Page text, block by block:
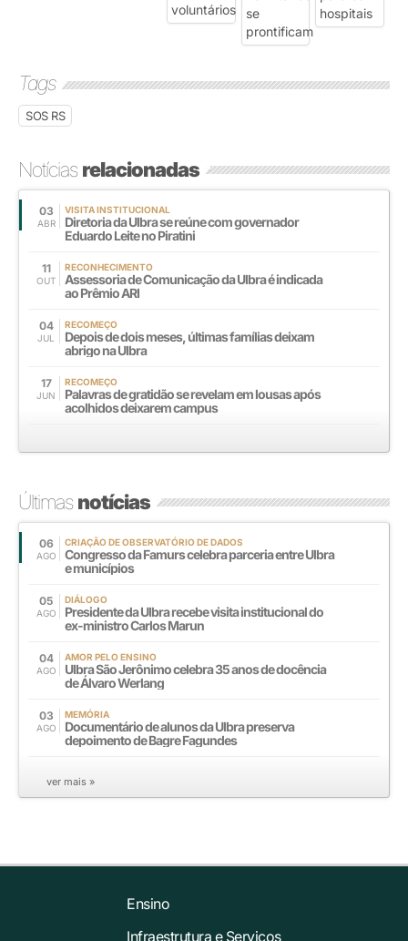
Tags
SOS RS
Notíciasrelacionadas
03
ABR
VISITA INSTITUCIONAL
Diretoria da Ulbra se reúne com governador
Eduardo Leite no Piratini
11
OUT
RECONHECIMENTO
Assessoria de Comunicação da Ulbra é indicada
ao Prêmio ARI
04
JUL
RECOMEÇO
Depois de dois meses, últimas famílias deixam
abrigo na Ulbra
17
JUN
RECOMEÇO
Palavras de gratidão se revelam em lousas após
acolhidos deixarem campus
Últimasnotícias
06
AGO
CRIAÇÃO DE OBSERVATÓRIO DE DADOS
Congresso da Famurs celebra parceria entre Ulbra
e municípios
05
AGO
DIÁLOGO
Presidente da Ulbra recebe visita institucional do
ex-ministro Carlos Marun
04
AGO
AMOR PELO ENSINO
Ulbra São Jerônimo celebra 35 anos de docência
de Álvaro Werlang
03
AGO
MEMÓRIA
Documentário de alunos da Ulbra preserva
depoimento de Bagre Fagundes
ver mais »
Ensino
Infraestrutura e Serviços